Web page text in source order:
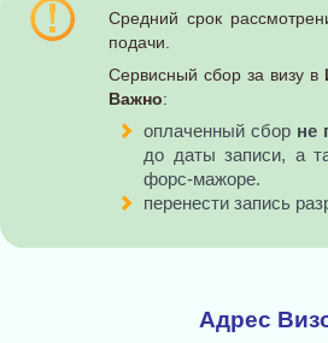
Средний срок
подачи.
Сервисный сбор за визу в
Важно:
оплаченный сбор не
до даты записи, а
форс-мажоре.
перенести запись
Адрес